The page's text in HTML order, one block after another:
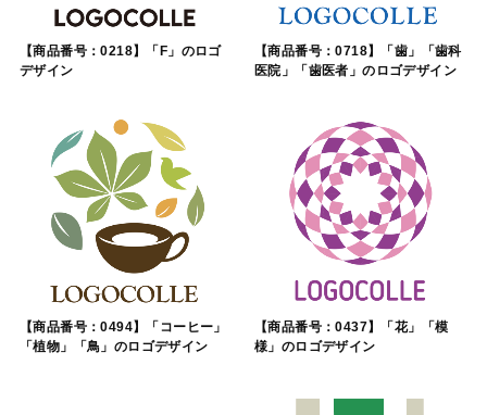
【商品番号：0218】「F」のロゴ
デザイン
【商品番号：0718】「歯」「歯科
医院」「歯医者」のロゴデザイン
【商品番号：0494】「コーヒー」
「植物」「鳥」のロゴデザイン
【商品番号：0437】「花」「模
様」のロゴデザイン